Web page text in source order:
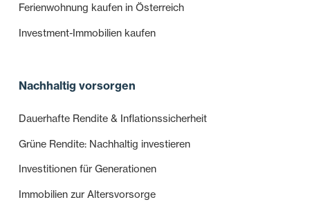
Ferienwohnung kaufen in Österreich
Investment-Immobilien kaufen
Nachhaltig vorsorgen
Dauerhafte Rendite & Inflationssicherheit
Grüne Rendite: Nachhaltig investieren
Investitionen für Generationen
Immobilien zur Altersvorsorge